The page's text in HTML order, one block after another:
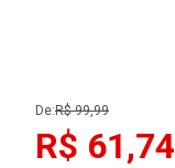
De:R$ 99,99
R$ 61,74